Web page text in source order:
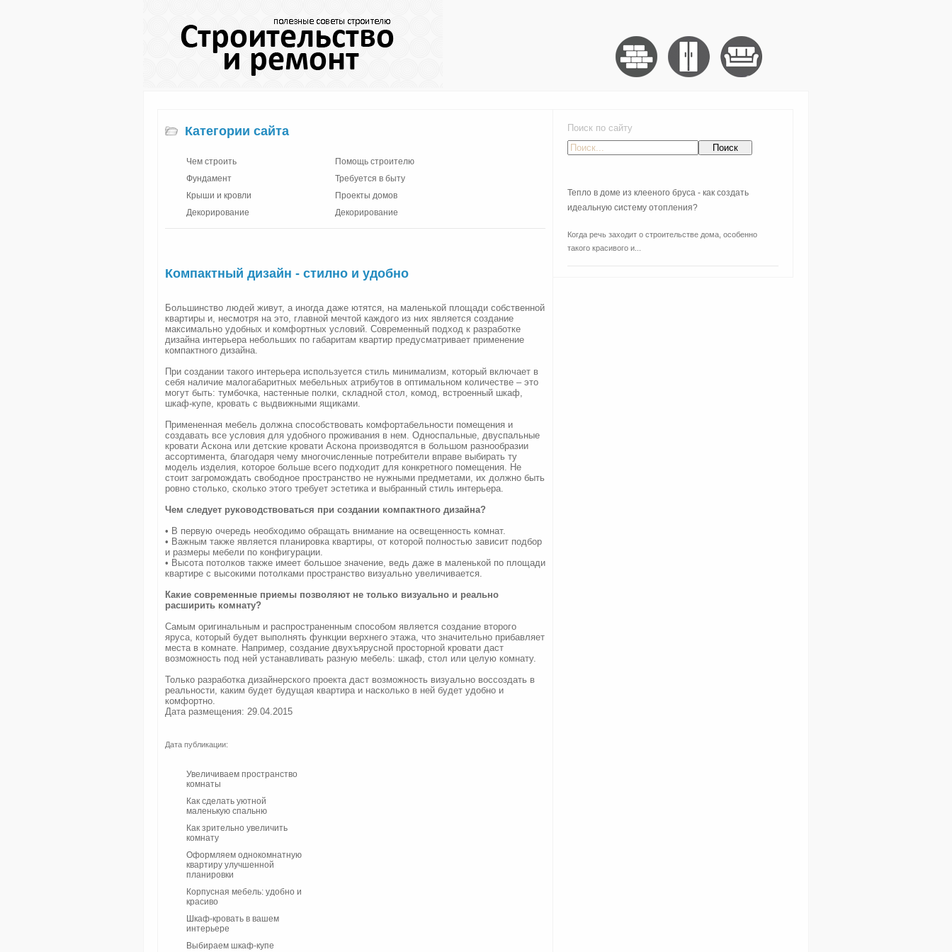
Категории сайта
Чем строить
Фундамент
Крыши и кровли
Декорирование
Помощь строителю
Требуется в быту
Проекты домов
Декорирование
Компактный дизайн - стилно и удобно
Большинство людей живут, а иногда даже ютятся, на маленькой площади собственной
квартиры и, несмотря на это, главной мечтой каждого из них является создание
максимально удобных и комфортных условий. Современный подход к разработке
дизайна интерьера небольших по габаритам квартир предусматривает применение
компактного дизайна.
При создании такого интерьера используется стиль минимализм, который включает в
себя наличие малогабаритных мебельных атрибутов в оптимальном количестве – это
могут быть: тумбочка, настенные полки, складной стол, комод, встроенный шкаф,
шкаф-купе, кровать с выдвижными ящиками.
Примененная мебель должна способствовать комфортабельности помещения и
создавать все условия для удобного проживания в нем. Односпальные, двуспальные
кровати Аскона или детские кровати Аскона производятся в большом разнообразии
ассортимента, благодаря чему многочисленные потребители вправе выбирать ту
модель изделия, которое больше всего подходит для конкретного помещения. Не
стоит загромождать свободное пространство не нужными предметами, их должно быть
ровно столько, сколько этого требует эстетика и выбранный стиль интерьера.
Чем следует руководствоваться при создании компактного дизайна?
• В первую очередь необходимо обращать внимание на освещенность комнат.
• Важным также является планировка квартиры, от которой полностью зависит подбор
и размеры мебели по конфигурации.
• Высота потолков также имеет большое значение, ведь даже в маленькой по площади
квартире с высокими потолками пространство визуально увеличивается.
Какие современные приемы позволяют не только визуально и реально
расширить комнату?
Самым оригинальным и распространенным способом является создание второго
яруса, который будет выполнять функции верхнего этажа, что значительно прибавляет
места в комнате. Например, создание двухъярусной просторной кровати даст
возможность под ней устанавливать разную мебель: шкаф, стол или целую комнату.
Только разработка дизайнерского проекта даст возможность визуально воссоздать в
реальности, каким будет будущая квартира и насколько в ней будет удобно и
комфортно.
Дата размещения: 29.04.2015
Дата публикации:
Увеличиваем пространство
комнаты
Как сделать уютной
маленькую спальню
Как зрительно увеличить
комнату
Оформляем однокомнатную
квартиру улучшенной
планировки
Корпусная мебель: удобно и
красиво
Шкаф-кровать в вашем
интерьере
Выбираем шкаф-купе
Поиск по сайту
Тепло в доме из клееного бруса - как создать
идеальную систему отопления?
Когда речь заходит о строительстве дома, особенно
такого красивого и...